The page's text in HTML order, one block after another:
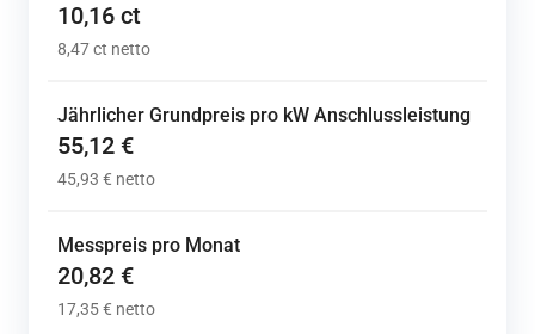
10,16 ct
8,47 ct netto
Jährlicher Grundpreis pro kW Anschlussleistung
55,12 €
45,93 € netto
Messpreis pro Monat
20,82 €
17,35 € netto